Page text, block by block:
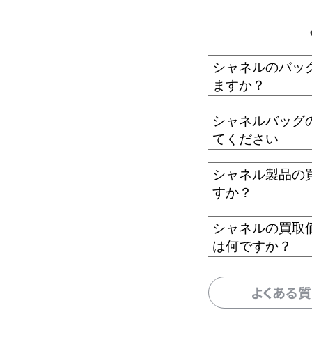
シャネルのバッ
ますか？
シャネルバッグ
てください
シャネル製品の
すか？
シャネルの買取
は何ですか？
よくある